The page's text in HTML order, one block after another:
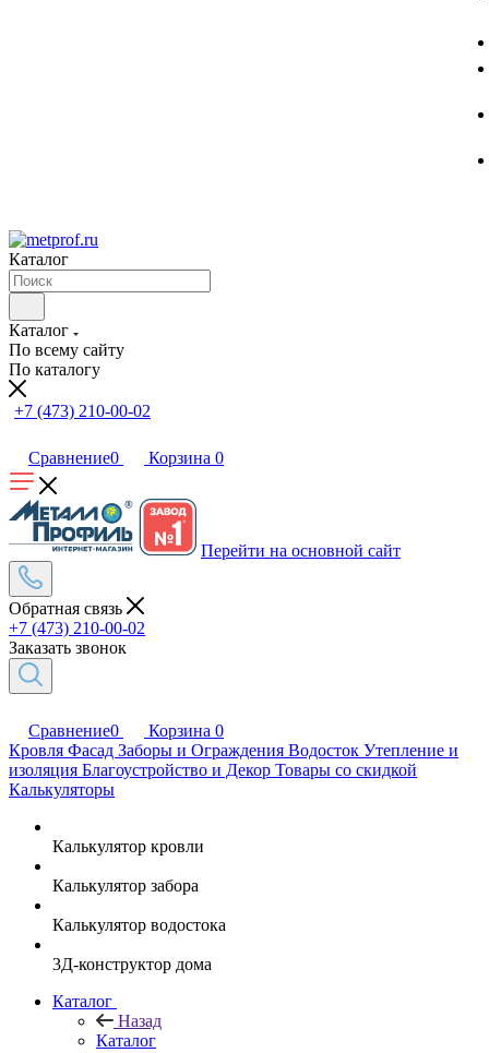
Каталог
Каталог
По всему сайту
По каталогу
+7 (473) 210-00-02
Сравнение0 Корзина 0
Перейти на основной сайт
Обратная связь
+7 (473) 210-00-02
Заказать звонок
Сравнение0 Корзина 0
Кровля Фасад Заборы и Ограждения Водосток Утепление и
изоляция Благоустройство и Декор Товары со скидкой
Калькуляторы
Калькулятор кровли
Калькулятор забора
Калькулятор водостока
3Д-конструктор дома
Каталог
Назад
Каталог